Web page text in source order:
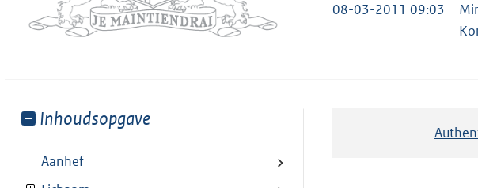
08-03-2011 09:03
Toon
van:
Inhoudsopgave
Aanhef